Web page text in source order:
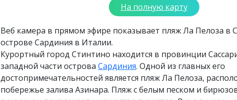
На полную карту
Веб камера в прямом эфире показывает пляж Ла Пелоза в
острове Сардиния в Италии.
Курортный город Стинтино находится в провинции
западной части острова Сардиния. Одной из главных его
достопримечательностей является пляж Ла Пелоза,
побережье залива Азинара. Пляж с белым песком и